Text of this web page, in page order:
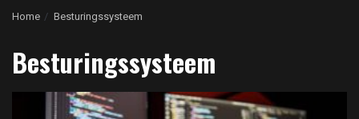
Home Besturingssysteem
Besturingssysteem